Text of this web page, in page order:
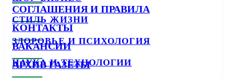
СТИЛЬ ЖИЗНИ
ЗДОРОВЬЕ И ПСИХОЛОГИЯ
НАУКА И ТЕХНОЛОГИИ
СОГЛАШЕНИЯ И ПРАВИЛА
КОНТАКТЫ
ВАКАНСИИ
АРХИВ ГАЗЕТЫ